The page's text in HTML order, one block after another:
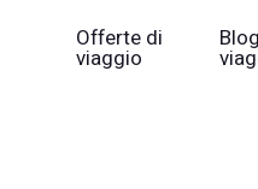
Offerte di
viaggio